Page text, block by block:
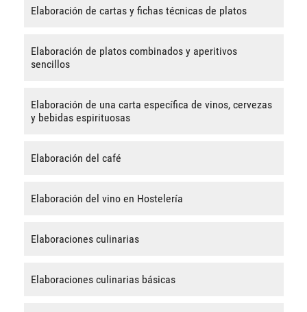
Elaboración de cartas y fichas técnicas de platos
Elaboración de platos combinados y aperitivos
sencillos
Elaboración de una carta específica de vinos, cervezas
y bebidas espirituosas
Elaboración del café
Elaboración del vino en Hostelería
Elaboraciones culinarias
Elaboraciones culinarias básicas